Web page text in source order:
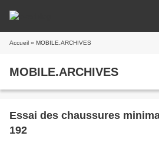
Accueil » MOBILE.ARCHIVES
MOBILE.ARCHIVES
Essai des chaussures
192